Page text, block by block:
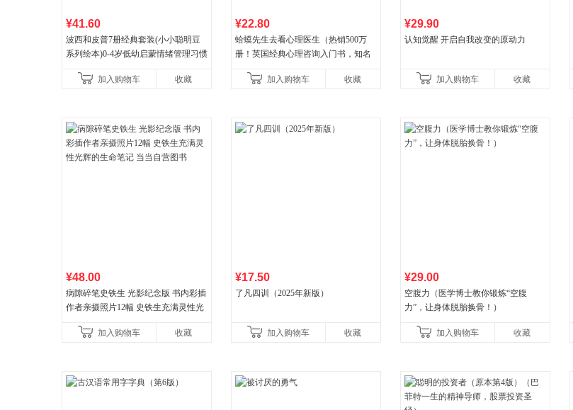
¥41.60
波西和皮普7册经典套装(小小聪明豆
系列绘本)0-4岁低幼启蒙情绪管理习惯
养好品质，发现快
加入购物车 收藏
¥22.80
蛤蟆先生去看心理医生（热销500万
册！英国经典心理咨询入门书，知名
加入购物车
收藏
¥29.90
认知觉醒 开启自我改变的原动力
加入购物车 收藏
¥48.00
病隙碎笔史铁生 光影纪念版 书内彩插
作者亲摄照片12幅 史铁生充满灵性光
加入购物车
收藏
¥17.50
了凡四训（2025年新版）
加入购物车 收藏
¥29.00
空腹力（医学博士教你锻炼“空腹
力”，让身体脱胎换骨！）
加入购物车 收藏